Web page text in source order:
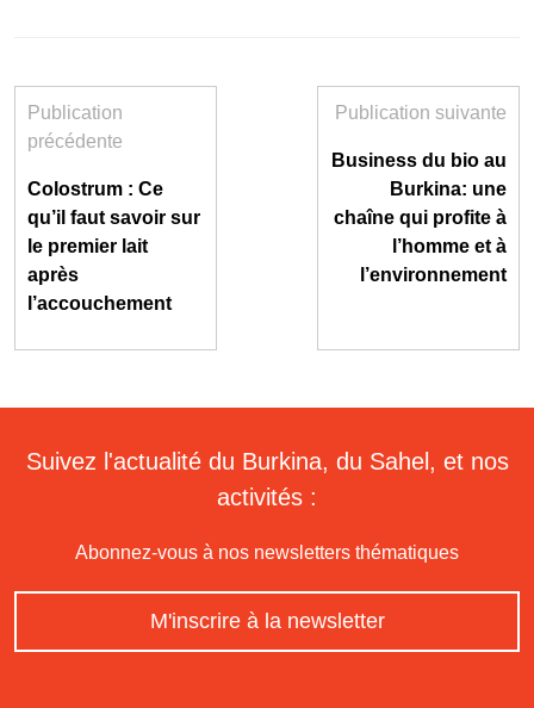
Publication
précédente
Colostrum : Ce
qu’il faut savoir sur
le premier lait
après
l’accouchement
Publication suivante
Business du bio au
Burkina: une
chaîne qui profite à
l’homme et à
l’environnement
Suivez l'actualité du Burkina, du Sahel, et nos
activités :
Abonnez-vous à nos newsletters thématiques
M'inscrire à la newsletter